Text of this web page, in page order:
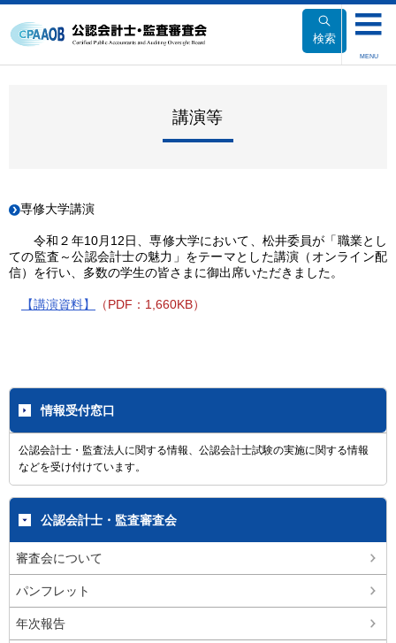
文
検索
MENU
講演等
専修大学講演
令和２年10月12日、専修大学において、松井委員が「職業とし
ての監査～公認会計士の魅力」をテーマとした講演（オンライン配
信）を行い、多数の学生の皆さまに御出席いただきました。
【講演資料】 （PDF：1,660KB）
情報受付窓口
公認会計士・監査法人に関する情報、公認会計士試験の実施に関する情報
などを受け付けています。
公認会計士・監査審査会
審査会について
パンフレット
年次報告